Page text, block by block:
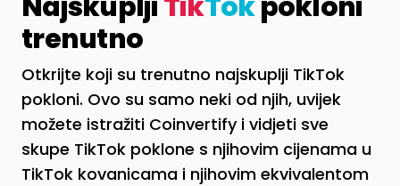
trenutno
Otkrijte koji su trenutno najskuplji TikTok
pokloni. Ovo su samo neki od njih, uvijek
možete istražiti Coinvertify i vidjeti sve
skupe TikTok poklone s njihovim cijenama u
TikTok kovanicama i njihovim ekvivalentom